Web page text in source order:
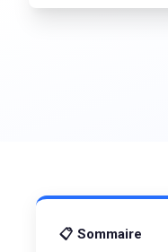
📋 Sommaire